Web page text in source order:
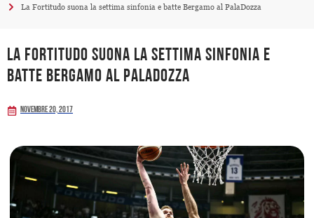
La Fortitudo suona la settima sinfonia e batte Bergamo al PalaDozza
La Fortitudo suona la settima sinfonia e
batte Bergamo al PalaDozza
Novembre 20, 2017